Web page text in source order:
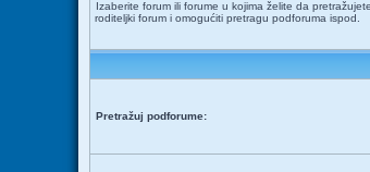
Izaberite forum ili forume u kojima želite da
roditeljki forum i omogućiti pretragu podforuma ispod.
Pretražuj podforume: